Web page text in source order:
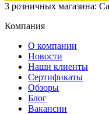
3 розничных магазина:
Компания
О компании
Новости
Наши клиенты
Сертификаты
Обзоры
Блог
Вакансии